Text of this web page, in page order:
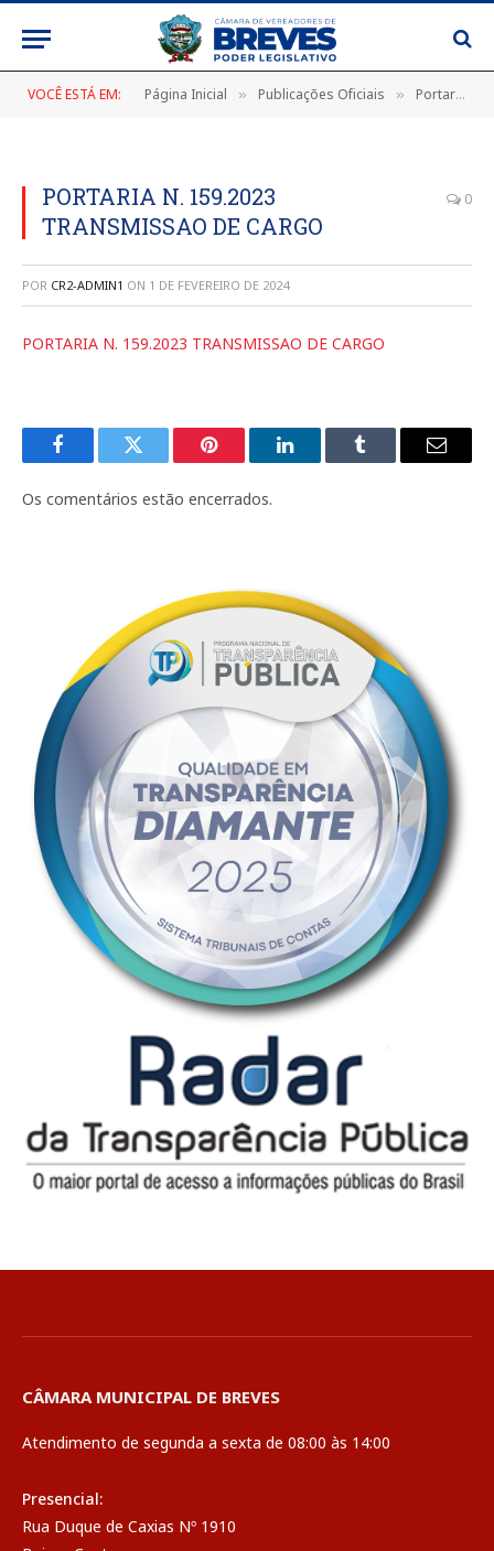
VOCÊ ESTÁ EM: Página Inicial » Publicações Oficiais » Portarias
PORTARIA N. 159.2023
TRANSMISSAO DE CARGO
0
POR CR2-ADMIN1 ON 1 DE FEVEREIRO DE 2024
PORTARIA N. 159.2023 TRANSMISSAO DE CARGO
FacebookTwitter Pinterest LinkedInTumblr
E-
Os comentários estão encerrados.
CÂMARA MUNICIPAL DE BREVES
Atendimento de segunda a sexta de 08:00 às 14:00
Presencial:
Rua Duque de Caxias Nº 1910